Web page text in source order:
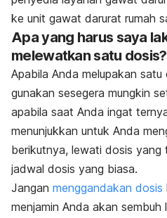
ke unit gawat darurat rumah
Apa yang harus saya
melewatkan satu dosis?
Apabila Anda melupakan
gunakan sesegera mungkin
apabila saat Anda ingat
menunjukkan untuk Anda
berikutnya, lewati dosis yang
jadwal dosis yang biasa.
Jangan menggandakan dosis
menjamin Anda akan